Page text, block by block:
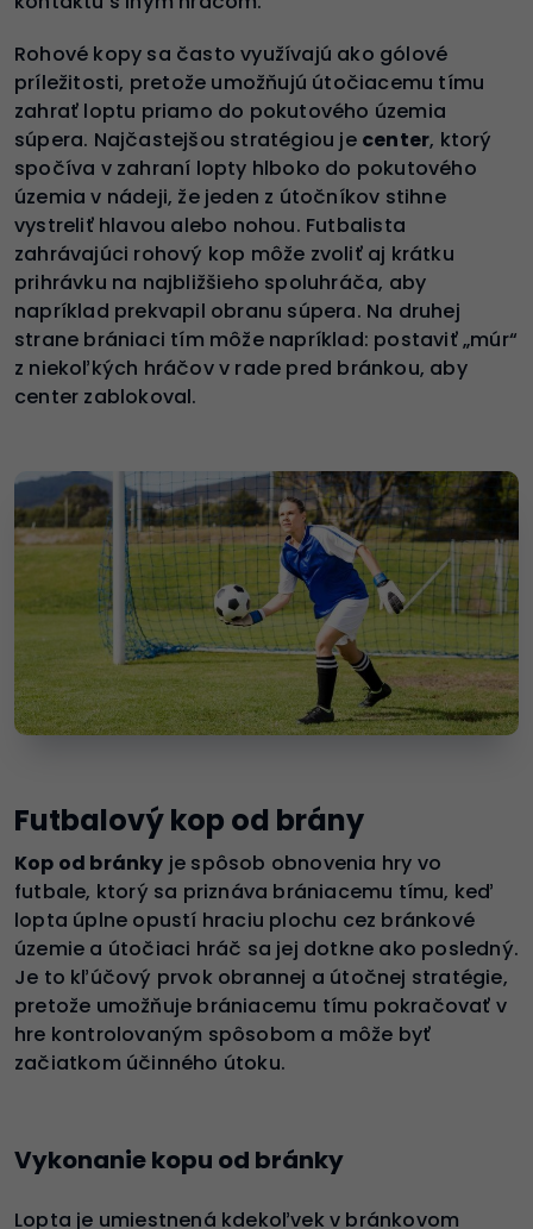
Rohové kopy sa často využívajú ako gólové
príležitosti, pretože umožňujú útočiacemu tímu
zahrať loptu priamo do pokutového územia
súpera. Najčastejšou stratégiou je center, ktorý
spočíva v zahraní lopty hlboko do pokutového
územia v nádeji, že jeden z útočníkov stihne
vystreliť hlavou alebo nohou. Futbalista
zahrávajúci rohový kop môže zvoliť aj krátku
prihrávku na najbližšieho spoluhráča, aby
napríklad prekvapil obranu súpera. Na druhej
strane brániaci tím môže napríklad: postaviť „múr“
z niekoľkých hráčov v rade pred bránkou, aby
center zablokoval.
Futbalový kop od brány
Kop od bránky je spôsob obnovenia hry vo
futbale, ktorý sa priznáva brániacemu tímu, keď
lopta úplne opustí hraciu plochu cez bránkové
územie a útočiaci hráč sa jej dotkne ako posledný.
Je to kľúčový prvok obrannej a útočnej stratégie,
pretože umožňuje brániacemu tímu pokračovať v
hre kontrolovaným spôsobom a môže byť
začiatkom účinného útoku.
Vykonanie kopu od bránky
Lopta je umiestnená kdekoľvek v bránkovom